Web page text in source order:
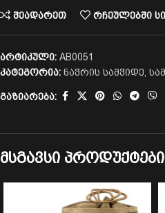
შეადარეთ რჩეულებში
არტიკული: AB0051
კატეგორია: ნაჭრის სამჭიდე
გაზიარება:
მსგავსი პროდუქტები